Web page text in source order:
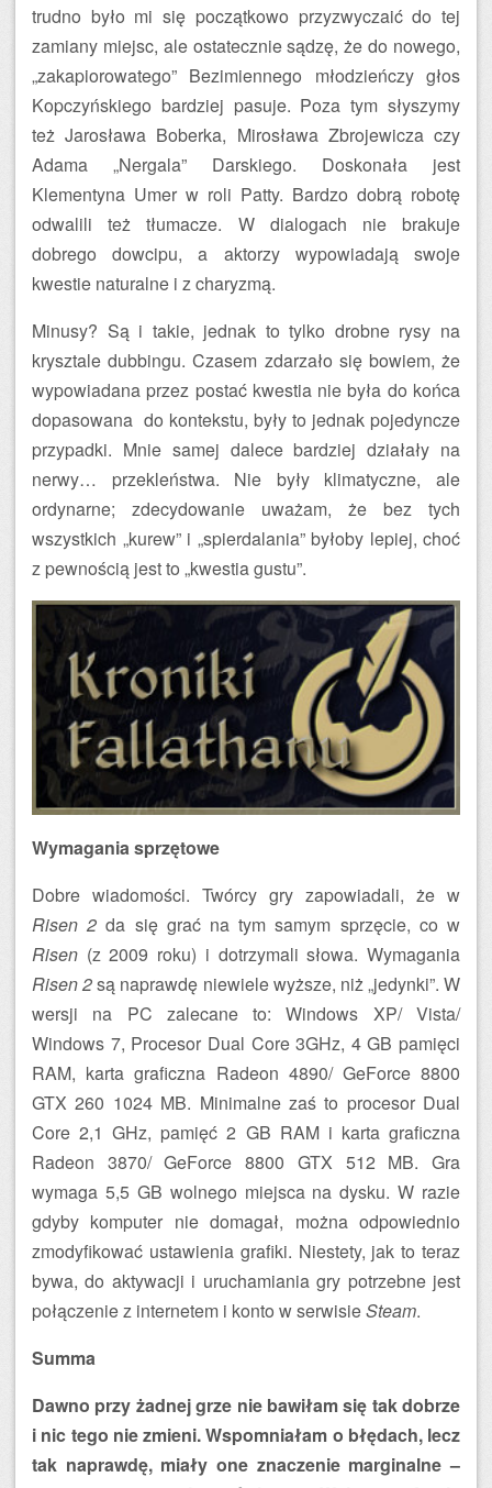
trudno było mi się początkowo przyzwyczaić do tej
zamiany miejsc, ale ostatecznie sądzę, że do nowego,
„zakapiorowatego” Bezimiennego młodzieńczy głos
Kopczyńskiego bardziej pasuje. Poza tym słyszymy
też Jarosława Boberka, Mirosława Zbrojewicza czy
Adama „Nergala” Darskiego. Doskonała jest
Klementyna Umer w roli Patty. Bardzo dobrą robotę
odwalili też tłumacze. W dialogach nie brakuje
dobrego dowcipu, a aktorzy wypowiadają swoje
kwestie naturalne i z charyzmą.
Minusy? Są i takie, jednak to tylko drobne rysy na
krysztale dubbingu. Czasem zdarzało się bowiem, że
wypowiadana przez postać kwestia nie była do końca
dopasowana do kontekstu, były to jednak pojedyncze
przypadki. Mnie samej dalece bardziej działały na
nerwy… przekleństwa. Nie były klimatyczne, ale
ordynarne; zdecydowanie uważam, że bez tych
wszystkich „kurew” i „spierdalania” byłoby lepiej, choć
z pewnością jest to „kwestia gustu”.
Wymagania sprzętowe
Dobre wiadomości. Twórcy gry zapowiadali, że w
Risen 2 da się grać na tym samym sprzęcie, co w
Risen (z 2009 roku) i dotrzymali słowa. Wymagania
Risen 2są naprawdę niewiele wyższe, niż „jedynki”. W
wersji na PC zalecane to: Windows XP/ Vista/
Windows 7, Procesor Dual Core 3GHz, 4 GB pamięci
RAM, karta graficzna Radeon 4890/ GeForce 8800
GTX 260 1024 MB. Minimalne zaś to procesor Dual
Core 2,1 GHz, pamięć 2 GB RAM i karta graficzna
Radeon 3870/ GeForce 8800 GTX 512 MB. Gra
wymaga 5,5 GB wolnego miejsca na dysku. W razie
gdyby komputer nie domagał, można odpowiednio
zmodyfikować ustawienia grafiki. Niestety, jak to teraz
bywa, do aktywacji i uruchamiania gry potrzebne jest
połączenie z internetem i konto w serwisieSteam.
Summa
Dawno przy żadnej grze nie bawiłam się tak dobrze
i nic tego nie zmieni. Wspomniałam o błędach, lecz
tak naprawdę, miały one znaczenie marginalne –